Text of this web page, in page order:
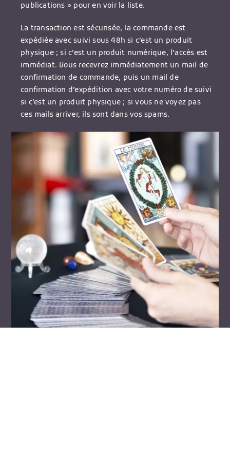
publications » pour en voir la liste.
La transaction est sécurisée, la commande est
expédiée avec suivi sous 48h si c’est un produit
physique ; si c’est un produit numérique, l’accès est
immédiat. Vous recevrez immédiatement un mail de
confirmation de commande, puis un mail de
confirmation d’expédition avec votre numéro de suivi
si c’est un produit physique ; si vous ne voyez pas
ces mails arriver, ils sont dans vos spams.